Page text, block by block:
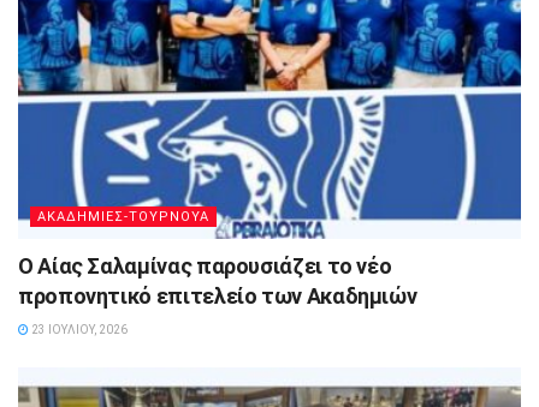
ΑΚΑΔΗΜΙΕΣ-ΤΟΥΡΝΟΥΑ
Ο Αίας Σαλαμίνας παρουσιάζει το νέο
προπονητικό επιτελείο των Ακαδημιών
23 ΙΟΥΛΊΟΥ, 2026